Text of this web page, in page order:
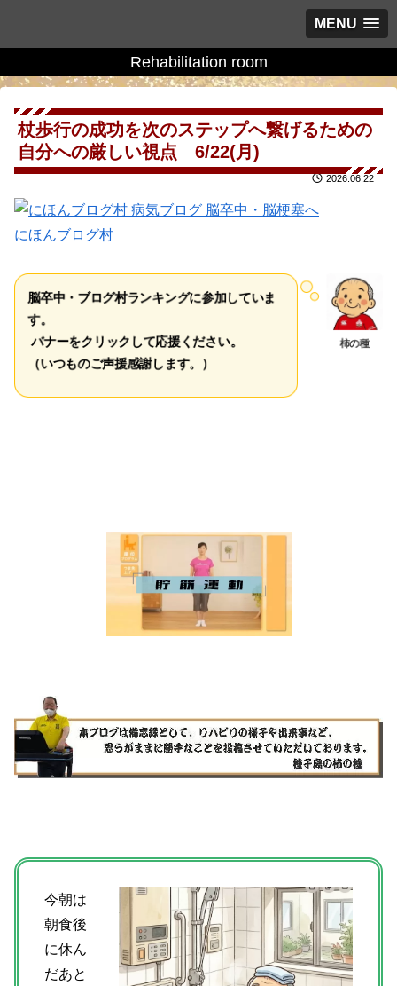
MENU
Rehabilitation room
杖歩行の成功を次のステップへ繋げるための
自分への厳しい視点 6/22(月)
2026.06.22
にほんブログ村
柿の種
脳卒中・ブログ村ランキングに参加していま
す。
バナーをクリックして応援ください。
（いつものご声援感謝します。）
今朝は
朝食後
に休ん
だあと